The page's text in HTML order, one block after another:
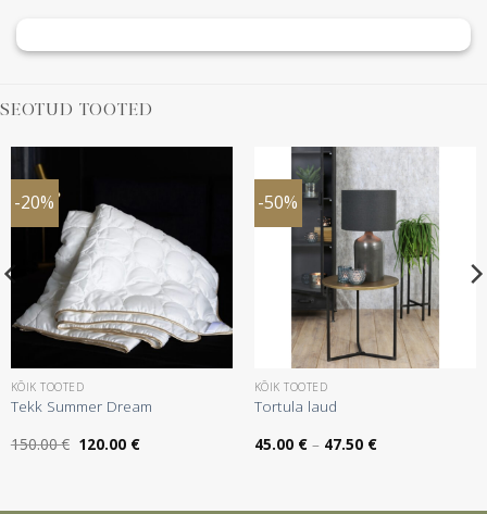
SEOTUD TOOTED
-20%
KÕIK TOOTED
Tekk Summer Dream
150.00€ Algne
hind
120.00 €Praegune
hind
-50%
KÕIK TOOTED
Tortula laud
45.00 € – 47.50 €Hinnavahemik:
45.00 €